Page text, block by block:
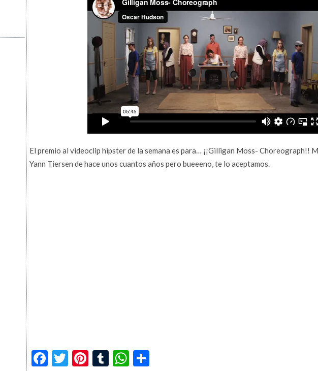
El premio al videoclip hipster de la semana es para… ¡¡Gilligan Moss- Choreograph!!
Yann Tiersen de hace unos cuantos años pero bueeeno, te lo aceptamos.
Facebook
Twitter
Pinterest
TumblrWhatsApp
Compartir